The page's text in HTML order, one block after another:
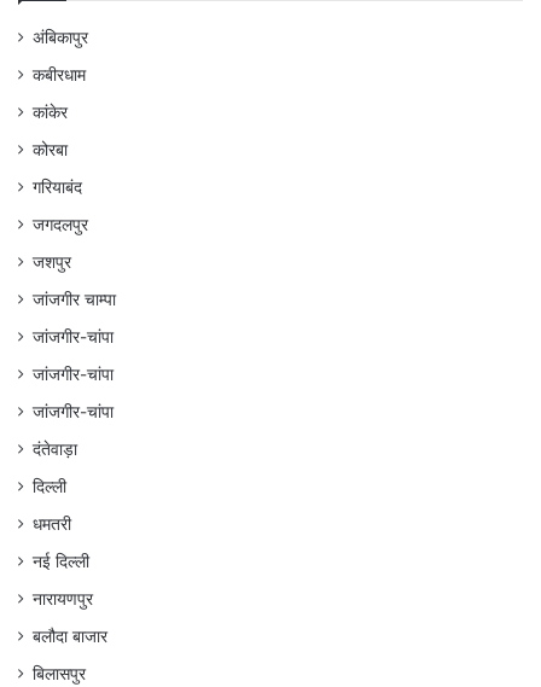
अंबिकापुर
कबीरधाम
कांकेर
कोरबा
गरियाबंद
जगदलपुर
जशपुर
जांजगीर चाम्पा
जांजगीर-चांपा
जांजगीर-चांपा
जांजगीर-चांपा
दंतेवाड़ा
दिल्ली
धमतरी
नई दिल्ली
नारायणपुर
बलौदा बाजार
बिलासपुर